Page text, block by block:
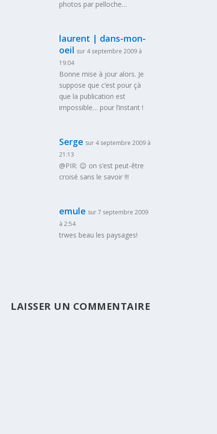
photos par pelloche…
laurent | dans-mon-
oeil sur 4 septembre 2009 à
19:04
Bonne mise à jour alors. Je
suppose que c’est pour çà
que la publication est
impossible… pour l’instant !
Serge sur 4 septembre 2009 à
21:13
@PIR: 😉 on s’est peut-être
croisé sans le savoir !!!
emule sur 7 septembre 2009
à 2:54
trwes beau les paysages!
LAISSER UN COMMENTAIRE